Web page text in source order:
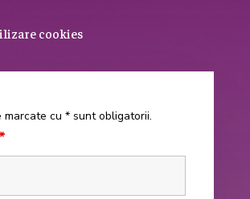
cookies
marcate cu * sunt obligatorii.
*